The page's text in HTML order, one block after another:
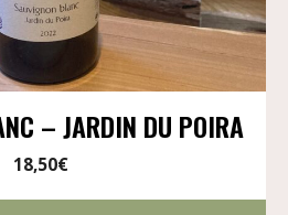
– JARDIN DU POIRA
18,50€